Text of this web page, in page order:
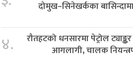
दोमुख–सिनेखर्कका
४.
रौतहटको धनसारमा पेट्रोल
आगलागी, चालक